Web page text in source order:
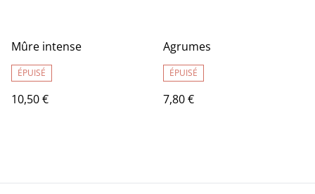
Mûre intense
ÉPUISÉ
10,50 €
Agrumes
ÉPUISÉ
7,80 €